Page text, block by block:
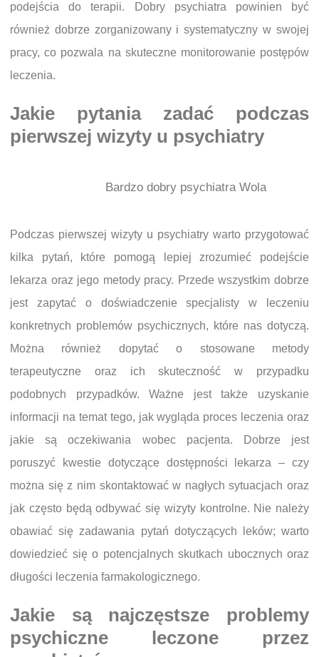
podejścia do terapii. Dobry psychiatra powinien być
również dobrze zorganizowany i systematyczny w swojej
pracy, co pozwala na skuteczne monitorowanie postępów
leczenia.
Jakie pytania zadać podczas
pierwszej wizyty u psychiatry
Bardzo dobry psychiatra Wola
Podczas pierwszej wizyty u psychiatry warto przygotować
kilka pytań, które pomogą lepiej zrozumieć podejście
lekarza oraz jego metody pracy. Przede wszystkim dobrze
jest zapytać o doświadczenie specjalisty w leczeniu
konkretnych problemów psychicznych, które nas dotyczą.
Można również dopytać o stosowane metody
terapeutyczne oraz ich skuteczność w przypadku
podobnych przypadków. Ważne jest także uzyskanie
informacji na temat tego, jak wygląda proces leczenia oraz
jakie są oczekiwania wobec pacjenta. Dobrze jest
poruszyć kwestie dotyczące dostępności lekarza – czy
można się z nim skontaktować w nagłych sytuacjach oraz
jak często będą odbywać się wizyty kontrolne. Nie należy
obawiać się zadawania pytań dotyczących leków; warto
dowiedzieć się o potencjalnych skutkach ubocznych oraz
długości leczenia farmakologicznego.
Jakie są najczęstsze problemy
psychiczne leczone przez